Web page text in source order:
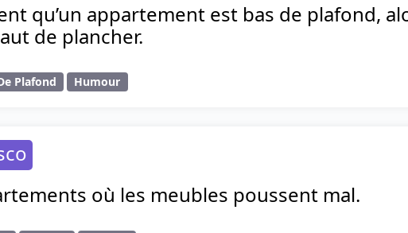
qu’un appartement est bas de plafond,
de plancher.
Plafond Humour
où les meubles poussent mal.